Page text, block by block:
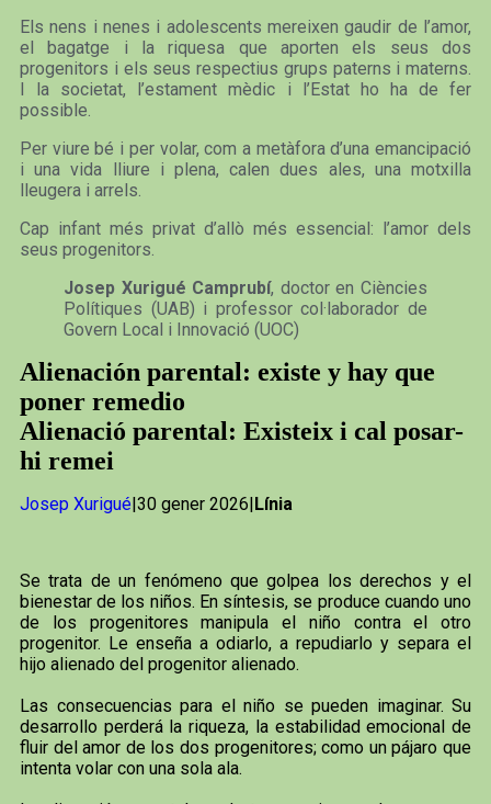
Els nens i nenes i adolescents mereixen gaudir de l’amor,
el bagatge i la riquesa que aporten els seus dos
progenitors i els seus respectius grups paterns i materns.
I la societat, l’estament mèdic i l’Estat ho ha de fer
possible.
Per viure bé i per volar, com a metàfora d’una emancipació
i una vida lliure i plena, calen dues ales, una motxilla
lleugera i arrels.
Cap infant més privat d’allò més essencial: l’amor dels
seus progenitors.
Josep Xurigué Camprubí, doctor en Ciències
Polítiques (UAB) i professor col·laborador de
Govern Local i Innovació (UOC)
Alienación parental: existe y hay que
poner remedio
Alienació parental: Existeix i cal posar-
hi remei
Josep Xurigué|30 gener 2026|Línia
Se trata de un fenómeno que golpea los derechos y el
bienestar de los niños. En síntesis, se produce cuando uno
de los progenitores manipula el niño contra el otro
progenitor. Le enseña a odiarlo, a repudiarlo y separa el
hijo alienado del progenitor alienado.
Las consecuencias para el niño se pueden imaginar. Su
desarrollo perderá la riqueza, la estabilidad emocional de
fluir del amor de los dos progenitores; como un pájaro que
intenta volar con una sola ala.